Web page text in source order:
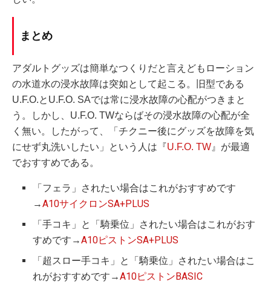
まとめ
アダルトグッズは簡単なつくりだと言えどもローション
の水道水の浸水故障は突如として起こる。旧型である
U.F.O.とU.F.O. SAでは常に浸水故障の心配がつきまと
う。しかし、U.F.O. TWならばその浸水故障の心配が全
く無い。したがって、「チクニー後にグッズを故障を気
にせず丸洗いしたい」という人は『U.F.O. TW 』が最適
でおすすめである。
「フェラ」されたい場合はこれがおすすめです
→A10サイクロンSA+PLUS
「手コキ」と「騎乗位」されたい場合はこれがおす
すめです→A10ピストンSA+PLUS
「超スロー手コキ」と「騎乗位」されたい場合はこ
れがおすすめです→A10ピストンBASIC